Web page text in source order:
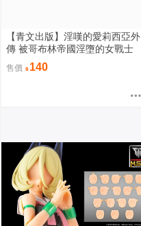
【青文出版】淫嘆的愛莉西亞外
傳 被哥布林帝國淫墮的女戰士
(全) 作者:H9 {宅即門}
售價 140